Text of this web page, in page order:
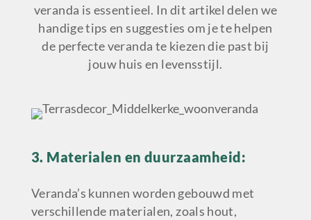
veranda is essentieel. In dit artikel delen we
handige tips en suggesties om je te helpen
de perfecte veranda te kiezen die past bij
jouw huis en levensstijl.
3. Materialen en duurzaamheid:
Veranda’s kunnen worden gebouwd met
verschillende materialen, zoals hout,